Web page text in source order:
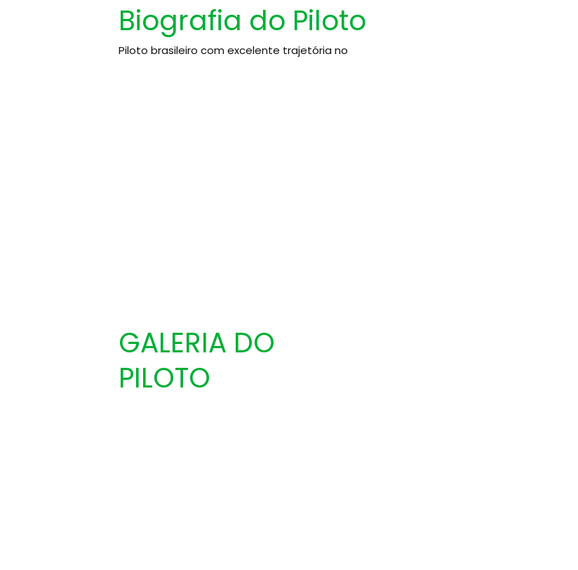
Biografia do Piloto
Piloto brasileiro com excelente trajetória no
GALERIA DO
PILOTO